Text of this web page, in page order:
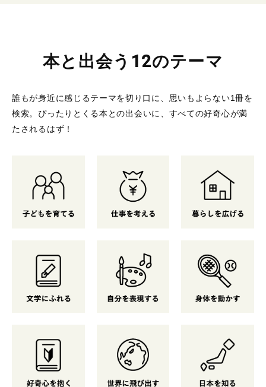
本と出会う12のテーマ
誰もが身近に感じるテーマを切り口に、思いもよらない1冊を
検索。 ぴったりとくる本との出会いに、すべての好奇心が満
たされるはず！